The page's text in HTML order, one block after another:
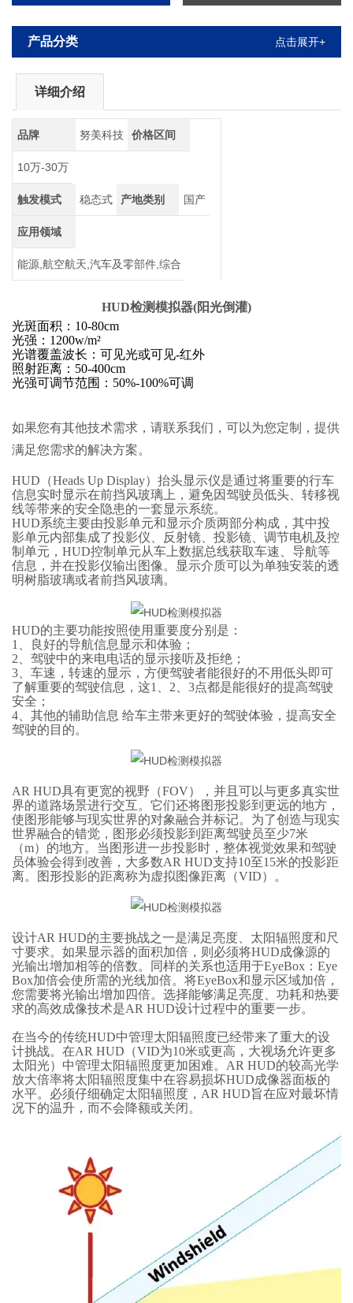
产品分类 点击展开+
详细介绍
品牌 努美科技 价格区间
10万-30万
触发模式 稳态式 产地类别 国产
应用领域
能源,航空航天,汽车及零部件,综合
HUD检测模拟器(阳光倒灌)
光斑面积：10-80cm
光强：1200w/m²
光谱覆盖波长：可见光或可见-红外
照射距离：50-400cm
光强可调节范围：50%-100%可调
如果您有其他技术需求，请联系我们，可以为您定制，提供
满足您需求的解决方案。
HUD（Heads Up Display）抬头显示仪是通过将重要的行车
信息实时显示在前挡风玻璃上，避免因驾驶员低头、转移视
线等带来的安全隐患的一套显示系统。
HUD系统主要由投影单元和显示介质两部分构成，其中投
影单元内部集成了投影仪、反射镜、投影镜、调节电机及控
制单元，HUD控制单元从车上数据总线获取车速、导航等
信息，并在投影仪输出图像。显示介质可以为单独安装的透
明树脂玻璃或者前挡风玻璃。
HUD的主要功能按照使用重要度分别是：
1、良好的导航信息显示和体验；
2、驾驶中的来电电话的显示接听及拒绝；
3、车速，转速的显示，方便驾驶者能很好的不用低头即可
了解重要的驾驶信息，这1、2、3点都是能很好的提高驾驶
安全；
4、其他的辅助信息 给车主带来更好的驾驶体验，提高安全
驾驶的目的。
AR HUD具有更宽的视野（FOV），并且可以与更多真实世
界的道路场景进行交互。它们还将图形投影到更远的地方，
使图形能够与现实世界的对象融合并标记。为了创造与现实
世界融合的错觉，图形必须投影到距离驾驶员至少7米
（m）的地方。当图形进一步投影时，整体视觉效果和驾驶
员体验会得到改善，大多数AR HUD支持10至15米的投影距
离。图形投影的距离称为虚拟图像距离（VID）。
设计AR HUD的主要挑战之一是满足亮度、太阳辐照度和尺
寸要求。如果显示器的面积加倍，则必须将HUD成像源的
光输出增加相等的倍数。同样的关系也适用于EyeBox：Eye
Box加倍会使所需的光线加倍。将EyeBox和显示区域加倍，
您需要将光输出增加四倍。选择能够满足亮度、功耗和热要
求的高效成像技术是AR HUD设计过程中的重要一步。
在当今的传统HUD中管理太阳辐照度已经带来了重大的设
计挑战。在AR HUD（VID为10米或更高，大视场允许更多
太阳光）中管理太阳辐照度更加困难。AR HUD的较高光学
放大倍率将太阳辐照度集中在容易损坏HUD成像器面板的
水平。必须仔细确定太阳辐照度，AR HUD旨在应对最坏情
况下的温升，而不会降额或关闭。